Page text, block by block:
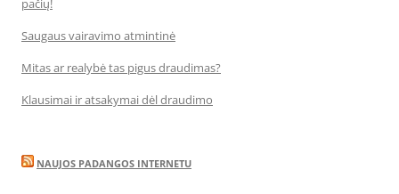
pačių!
Saugaus vairavimo atmintinė
Mitas ar realybė tas pigus draudimas?
Klausimai ir atsakymai dėl draudimo
NAUJOS PADANGOS INTERNETU